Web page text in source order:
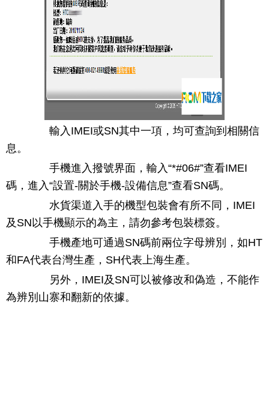
輸入IMEI或SN其中一項，均可查詢到相關信
息。
手機進入撥號界面，輸入“*#06#”查看IMEI
碼，進入“設置-關於手機-設備信息”查看SN碼。
水貨渠道入手的機型包裝會有所不同，IMEI
及SN以手機顯示的為主，請勿參考包裝標簽。
手機產地可通過SN碼前兩位字母辨別，如HT
和FA代表台灣生產，SH代表上海生產。
另外，IMEI及SN可以被修改和偽造，不能作
為辨別山寨和翻新的依據。